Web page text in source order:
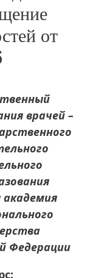
от
врачей –
академия
Федерации